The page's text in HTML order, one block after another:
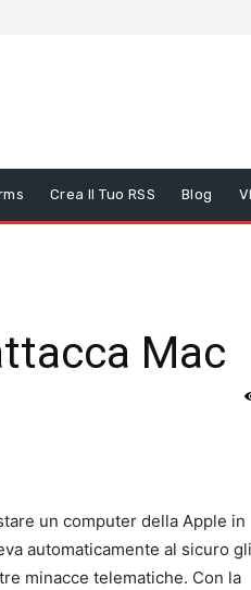
Crea Il Tuo RSS Blog
Mac
un computer della Apple in
automaticamente al sicuro gli
minacce telematiche. Con la